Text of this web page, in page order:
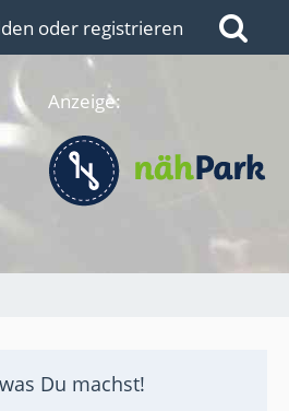
oder registrieren
Anzeige:
Du machst!